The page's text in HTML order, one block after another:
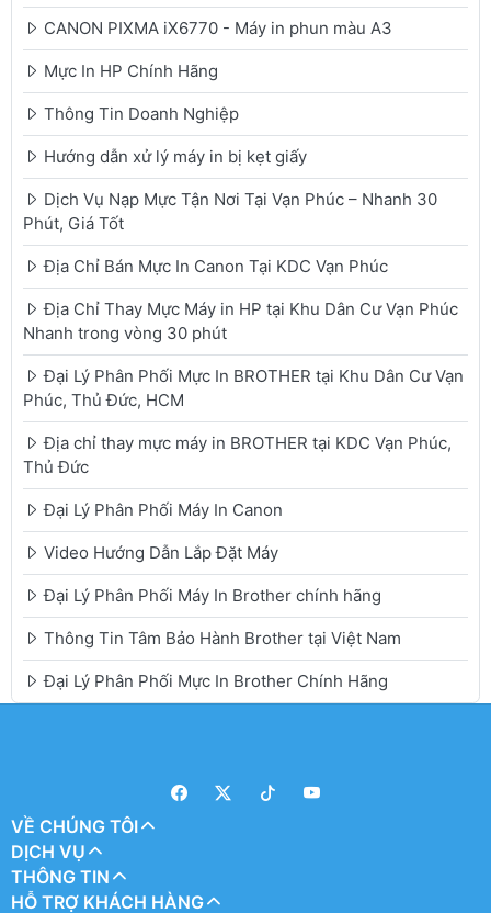
CANON PIXMA iX6770 - Máy in phun màu A3
Mực In HP Chính Hãng
Thông Tin Doanh Nghiệp
Hướng dẫn xử lý máy in bị kẹt giấy
Dịch Vụ Nạp Mực Tận Nơi Tại Vạn Phúc – Nhanh 30
Phút, Giá Tốt
Địa Chỉ Bán Mực In Canon Tại KDC Vạn Phúc
Địa Chỉ Thay Mực Máy in HP tại Khu Dân Cư Vạn Phúc
Nhanh trong vòng 30 phút
Đại Lý Phân Phối Mực In BROTHER tại Khu Dân Cư Vạn
Phúc, Thủ Đức, HCM
Địa chỉ thay mực máy in BROTHER tại KDC Vạn Phúc,
Thủ Đức
Đại Lý Phân Phối Máy In Canon
Video Hướng Dẫn Lắp Đặt Máy
Đại Lý Phân Phối Máy In Brother chính hãng
Thông Tin Tâm Bảo Hành Brother tại Việt Nam
Đại Lý Phân Phối Mực In Brother Chính Hãng
VỀ CHÚNG TÔI
DỊCH VỤ
THÔNG TIN
HỖ TRỢ KHÁCH HÀNG